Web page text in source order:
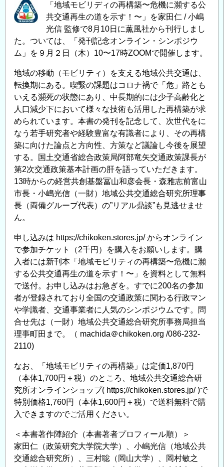
所
シ
ー
ズ・
セ
ミ
ナ
ー
（第
2
回）
を
開
催
し
ま
す。
の
「地域モビリディの再構築〜危機に瀕する公
共交通再生の道を示す！〜」を家田仁 / 小嶋
光信 監修で8月10日に薫風社から刊行しまし
た。ついては、「発刊記念オンライン・シンポジウ
ム」を９月２日（木）10〜17時ZOOMで開催します。
地域の移動（モビリティ）を支える地域公共交通は、
転換期にある。喫緊の課題はコロナ禍で「危」路とも
いえる瀕死の状態にあり、中長期的には少子高齢化と
人口減少下において様々な技術も活用した再構築が求
められています。本書の発刊を記念して、次世代をに
なう若手研究者や経験豊富な有識者により、その再構
築に向けた論点と方向性、方策など議論し今後を展望
する。国土交通省総合政策局阿部竜矢交通政策課長が
第2次交通政策基本計画の肝を語っていただきます。
13時からの経営共創基盤冨山和彦会長・森雅志前富山
市長・小嶋光信（一財）地域公共交通総合研究所理事
長（両備グループ代表）の”リアル鼎談”も見逃せませ
ん。
申し込みは https;//chikoken.stores.jp/ からオンライン
で参加チケット（2千円）を購入をお願いします。購
入者には新刊本「地域モビリティの再構築〜危機に瀕
する公共交通再生の道を示す！〜」を資料として無料
で送付。お申し込みはお急ぎを。すでに200名の参加
者が登録されており全国の交通政策に関わる行政マン
や学識者、交通事業者に人気のシンポジウムです。問
合せ先は（一財）地域公共交通総合研究所事務局担当
理事町田まで。（ machida＠chikoken.org /086-232-
2110)
なお、「地域モビリティの再構築」は定価1,870円
（本体1,700円＋税）のところ、地域公共交通総合研
究所オンラインショップ( https;//chikoken.stores.jp/ )で
特別価格1,760円（本体1,600円＋税）で送料無料で購
入できますのでご活用ください。
＜本書著作陣紹介（本書著者プロフィール順）＞
家田仁（政策研究大学院大学）、小嶋光信（地域公共
交通総合研究所）、三村聡（岡山大学）、岡村敏之